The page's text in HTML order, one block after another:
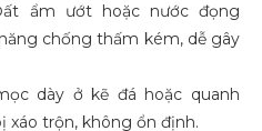
ẩm ướt hoặc nước đọng
chống thấm kém, dễ gây
dày ở kẽ đá hoặc quanh
xáo trộn, không ổn định.